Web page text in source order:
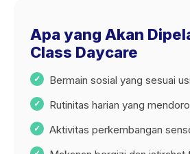
Apa yang Akan
Class Daycare
Bermain sosial yang sesuai
Rutinitas harian yang
Aktivitas perkembangan